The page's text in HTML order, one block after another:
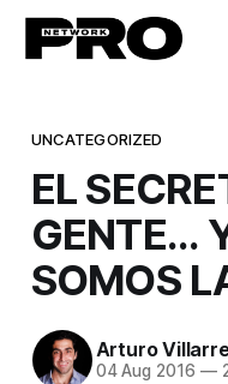
UNCATEGORIZED
EL
GENTE...
SOMOS
Arturo
04 Aug 2016 —